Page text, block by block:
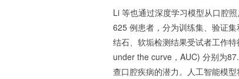
Li 等也通过深度学习模型从口腔
625 例患者，分为训练集、验证
结石、软垢检测结果受试者工作
under the curve，AUC) 分别为
查口腔疾病的潜力。人工智能模